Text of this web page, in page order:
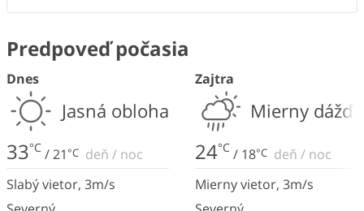
Predpoveď počasia
Dnes
Jasná obloha
33°C /21°C deň / noc
Slabý vietor, 3m/s
Zajtra
Mierny dážď
24°C / 18°C deň / noc
Mierny vietor, 3m/s